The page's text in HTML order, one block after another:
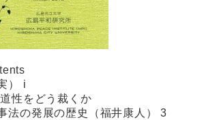
） i
性をどう裁くか
の発展の歴史（福井康人） 3